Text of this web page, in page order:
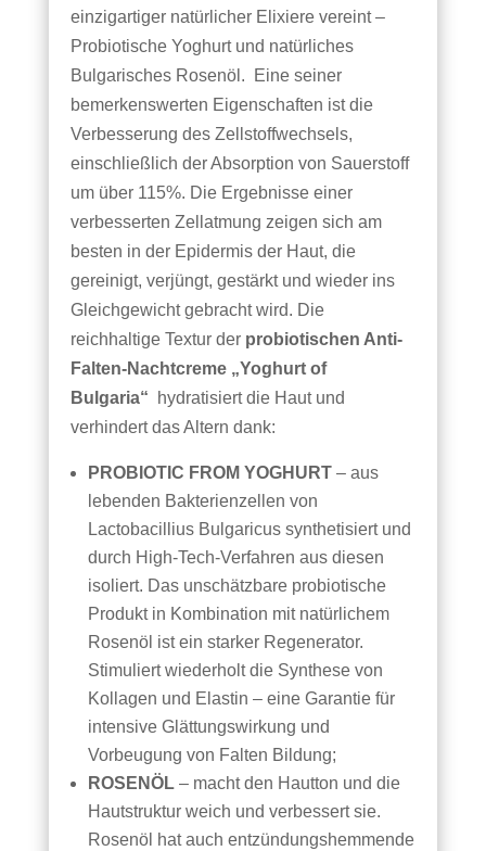
einzigartiger natürlicher Elixiere vereint –
Probiotische Yoghurt und natürliches
Bulgarisches Rosenöl.
Eine seiner
bemerkenswerten Eigenschaften ist die
Verbesserung des Zellstoffwechsels,
einschließlich der Absorption von Sauerstoff
um über 115%. Die Ergebnisse einer
verbesserten Zellatmung zeigen sich am
besten in der Epidermis der Haut, die
gereinigt, verjüngt, gestärkt und wieder ins
Gleichgewicht gebracht wird. Die
reichhaltige Textur der probiotischen Anti-
Falten-Nachtcreme „Yoghurt of
Bulgaria“
hydratisiert die Haut und
verhindert das Altern dank:
PROBIOTIC FROM YOGHURT– aus
lebenden Bakterienzellen von
Lactobacillius Bulgaricus synthetisiert und
durch High-Tech-Verfahren aus diesen
isoliert. Das unschätzbare probiotische
Produkt in Kombination mit natürlichem
Rosenöl ist ein starker Regenerator.
Stimuliert wiederholt die Synthese von
Kollagen und Elastin – eine Garantie für
intensive Glättungswirkung und
Vorbeugung von Falten Bildung;
ROSENÖL– macht den Hautton und die
Hautstruktur weich und verbessert sie.
Rosenöl hat auch entzündungshemmende